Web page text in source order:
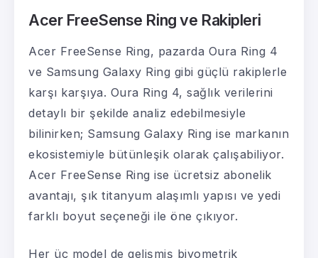
Acer FreeSense Ring ve Rakipleri
Acer FreeSense Ring, pazarda Oura Ring 4
ve Samsung Galaxy Ring gibi güçlü rakiplerle
karşı karşıya. Oura Ring 4, sağlık verilerini
detaylı bir şekilde analiz edebilmesiyle
bilinirken; Samsung Galaxy Ring ise markanın
ekosistemiyle bütünleşik olarak çalışabiliyor.
Acer FreeSense Ring ise ücretsiz abonelik
avantajı, şık titanyum alaşımlı yapısı ve yedi
farklı boyut seçeneği ile öne çıkıyor.
Her üç model de gelişmiş biyometrik